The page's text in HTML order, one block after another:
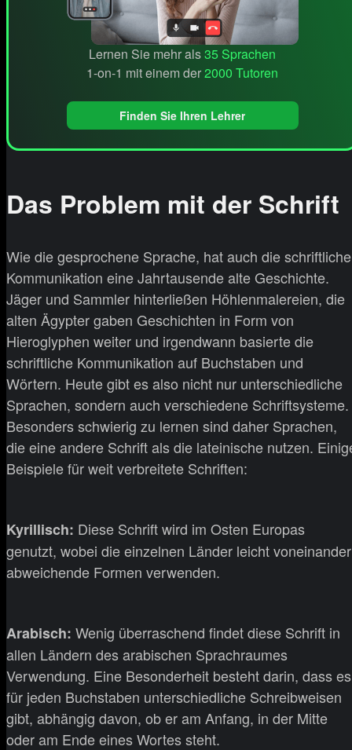
Lernen Sie mehr als35 Sprachen
1-on-1 mit einem der2000 Tutoren
Finden Sie Ihren Lehrer
Das Problem mit der Schrift
Wie die gesprochene Sprache, hat auch die schriftliche
Kommunikation eine Jahrtausende alte Geschichte.
Jäger und Sammler hinterließen Höhlenmalereien, die
alten Ägypter gaben Geschichten in Form von
Hieroglyphen weiter und irgendwann basierte die
schriftliche Kommunikation auf Buchstaben und
Wörtern. Heute gibt es also nicht nur unterschiedliche
Sprachen, sondern auch verschiedene Schriftsysteme.
Besonders schwierig zu lernen sind daher Sprachen,
die eine andere Schrift als die lateinische nutzen.
Beispiele für weit verbreitete Schriften:
Kyrillisch: Diese Schrift wird im Osten Europas
genutzt, wobei die einzelnen Länder leicht voneinander
abweichende Formen verwenden.
Arabisch: Wenig überraschend findet diese Schrift in
allen Ländern des arabischen Sprachraumes
Verwendung. Eine Besonderheit besteht darin, dass es
für jeden Buchstaben unterschiedliche Schreibweisen
gibt, abhängig davon, ob er am Anfang, in der Mitte
oder am Ende eines Wortes steht.